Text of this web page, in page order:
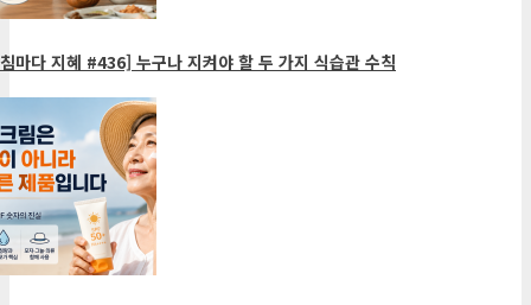
마다 지혜 #436] 누구나 지켜야 할 두 가지 식습관 수칙